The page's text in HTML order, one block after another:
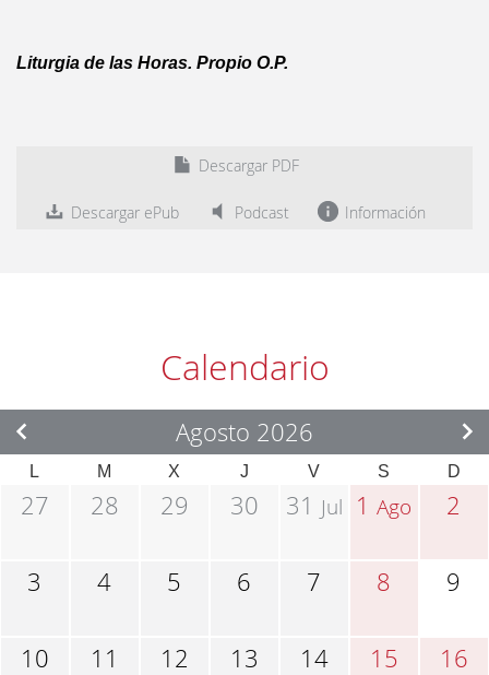
Liturgia de las Horas. Propio O.P.
Descargar PDF
Descargar ePub Podcast Información
Calendario
Agosto 2026
L M X J V S D
27 28 29 30 31 Jul 1Ago 2
3 4 5 6 7 8 9
10 11 12 13 14 15 16